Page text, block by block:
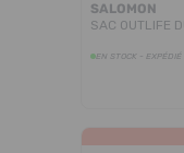
SALOMON
SAC OUTLIFE
EN STOCK -